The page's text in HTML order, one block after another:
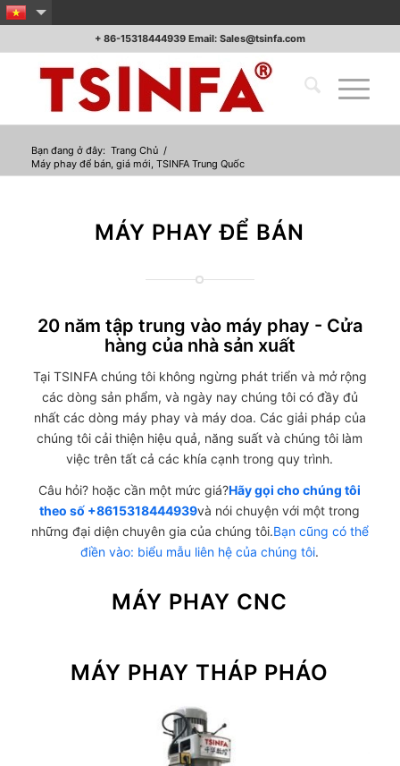
+ 86-15318444939 Email: Sales@tsinfa.com
Bạn đang ở đây: Trang Chủ /
Máy phay để bán, giá mới, TSINFA Trung Quốc
MÁY PHAY ĐỂ BÁN
20 năm tập trung vào máy phay - Cửa
hàng của nhà sản xuất
Tại TSINFA chúng tôi không ngừng phát triển và mở rộng
các dòng sản phẩm, và ngày nay chúng tôi có đầy đủ
nhất các dòng máy phay và máy doa. Các giải pháp của
chúng tôi cải thiện hiệu quả, năng suất và chúng tôi làm
việc trên tất cả các khía cạnh trong quy trình.
Câu hỏi? hoặc cần một mức giá?Hãy gọi cho chúng tôi
theo số +8615318444939và nói chuyện với một trong
những đại diện chuyên gia của chúng tôi.Bạn cũng có thể
điền vào: biểu mẫu liên hệ của chúng tôi.
MÁY PHAY CNC
MÁY PHAY THÁP PHÁO